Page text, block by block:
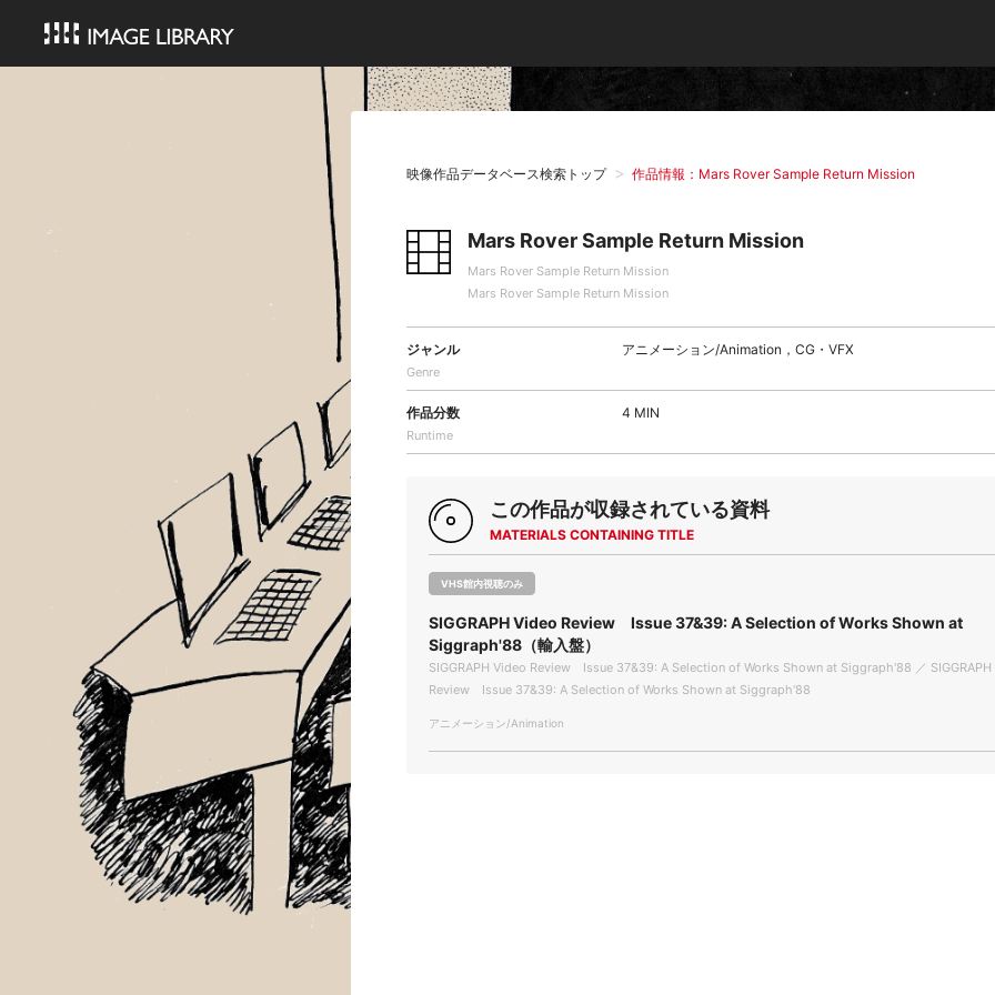
映像作品データベース検索トップ 作品情報：Mars Rover Sample Return Mission
Mars Rover Sample Return Mission
Mars Rover Sample Return Mission
Mars Rover Sample Return Mission
ジャンル
Genre
アニメーション/Animation，CG・VFX
作品分数
Runtime
4 MIN
この作品が収録されている資料
MATERIALS CONTAINING TITLE
VHS館内視聴のみ
SIGGRAPH Video Review Issue 37&39: A Selection of Works Shown at
Siggraph'88（輸入盤）
SIGGRAPH Video Review Issue 37&39: A Selection of Works Shown at Siggraph'88 ／
Review Issue 37&39: A Selection of Works Shown at Siggraph'88
アニメーション/Animation